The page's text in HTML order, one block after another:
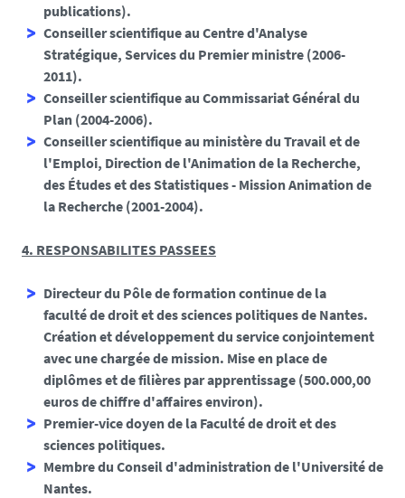
publications).
Conseiller scientifique au Centre d'Analyse
Stratégique, Services du Premier ministre (2006-
2011).
Conseiller scientifique au Commissariat Général du
Plan (2004-2006).
Conseiller scientifique au ministère du Travail et de
l'Emploi, Direction de l'Animation de la Recherche,
des Études et des Statistiques - Mission Animation de
la Recherche (2001-2004).
4. RESPONSABILITES PASSEES
Directeur du Pôle de formation continue de la
faculté de droit et des sciences politiques de Nantes.
Création et développement du service conjointement
avec une chargée de mission. Mise en place de
diplômes et de filières par apprentissage (500.000,00
euros de chiffre d'affaires environ).
Premier-vice doyen de la Faculté de droit et des
sciences politiques.
Membre du Conseil d'administration de l'Université de
Nantes.